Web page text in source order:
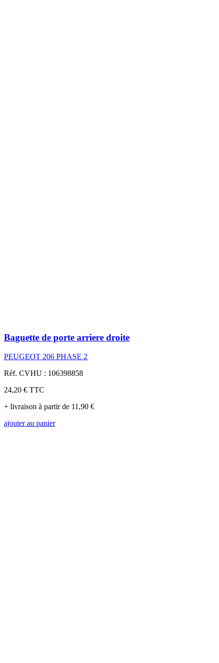
Baguette de porte arriere droite
PEUGEOT 206 PHASE 2
Réf. CVHU : 106398858
24,20 € TTC
+ livraison à partir de 11,90 €
ajouter au panier